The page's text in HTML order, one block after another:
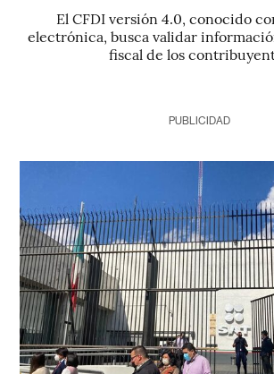
El CFDI versión 4.0, conocido
electrónica, busca validar
fiscal de los
PUBLICIDAD